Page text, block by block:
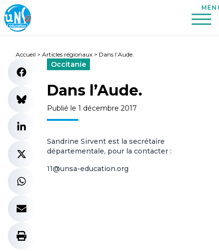
Accueil > Articles régionaux > Dans l’Aude.
Occitanie
Dans l’Aude.
Publié le 1 décembre 2017
Sandrine Sirvent est la secrétaire
départementale, pour la contacter :
11@unsa-education.org